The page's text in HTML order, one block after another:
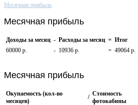
Месячная прибыль
Месячная прибыль
Доходы за месяц - Расходы за месяц = Итог
60000 р.
- 10936 р. = 49064 р.
Месячная прибыль
Окупаемость (кол-во
месяцев)
/ Стоимость
фотокабины